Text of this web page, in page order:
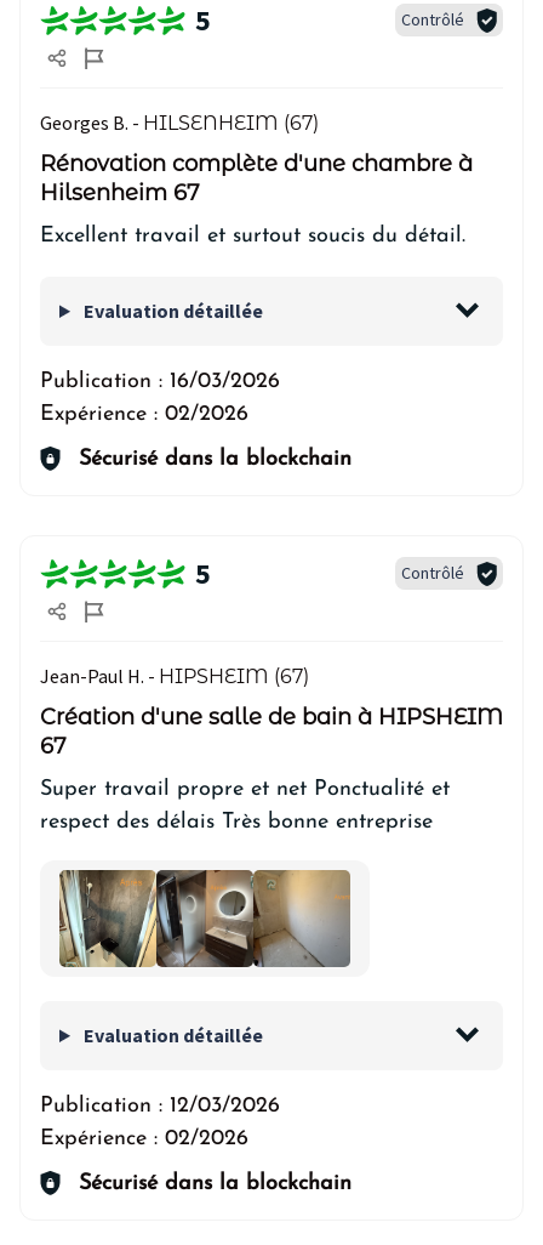
5 Contrôlé
Georges B. - HILSENHEIM (67)
Rénovation complète d'une chambre à
Hilsenheim 67
Excellent travail et surtout soucis du détail.
Evaluation détaillée
Publication : 16/03/2026
Expérience : 02/2026
Sécurisé dans la blockchain
5 Contrôlé
Jean-Paul H. - HIPSHEIM (67)
Création d'une salle de bain à HIPSHEIM
67
Super travail propre et net Ponctualité et
respect des délais Très bonne entreprise
Evaluation détaillée
Publication : 12/03/2026
Expérience : 02/2026
Sécurisé dans la blockchain